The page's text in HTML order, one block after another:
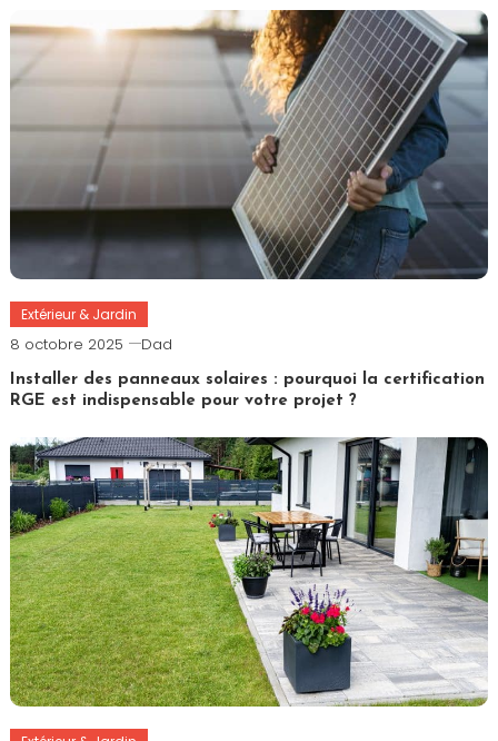
Extérieur & Jardin
8 octobre 2025 Dad
Installer des panneaux solaires : pourquoi la certification
RGE est indispensable pour votre projet ?